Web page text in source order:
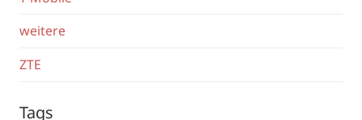
weitere
ZTE
Tags